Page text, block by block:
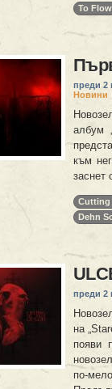
To
преди 2
Новини
албум
към
заснет
Cutting
Dehn
преди 2
на
появи
по-